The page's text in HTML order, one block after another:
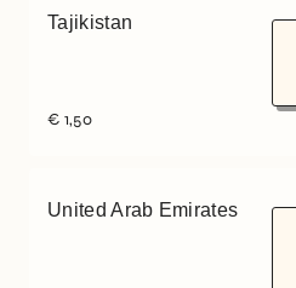
Tajikistan
€ 1,50
United Arab Emirates